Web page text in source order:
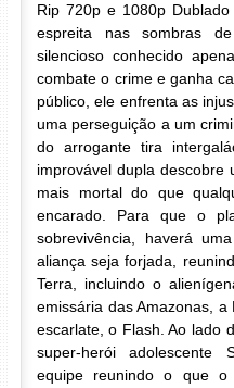
Rip 720p e 1080p
espreita nas sombras
silencioso conhecido
combate o crime e ganha
público, ele enfrenta as
uma perseguição a um
do arrogante tira
improvável dupla
mais mortal do que
encarado. Para que o
sobrevivência, haverá
aliança seja forjada,
Terra, incluindo o
emissária das Amazonas,
escarlate, o Flash. Ao lado
super-herói adolescente
equipe reunindo o que